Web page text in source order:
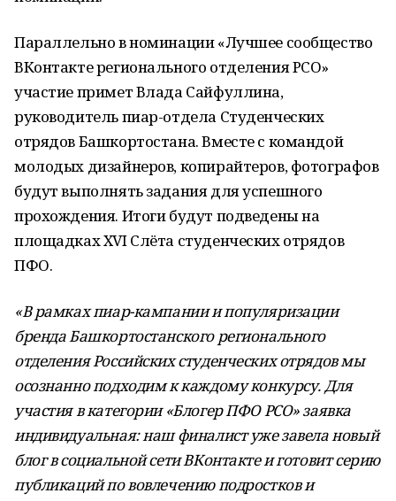
Параллельно в номинации «Лучшее сообщество
ВКонтакте регионального отделения РСО»
участие примет Влада Сайфуллина,
руководитель пиар-отдела Студенческих
отрядов Башкортостана. Вместе с командой
молодых дизайнеров, копирайтеров, фотографов
будут выполнять задания для успешного
прохождения. Итоги будут подведены на
площадках XVI Слёта студенческих отрядов
ПФО.
«В рамках пиар-кампании и популяризации
бренда Башкортостанского регионального
отделения Российских студенческих отрядов мы
осознанно подходим к каждому конкурсу. Для
участия в категории «Блогер ПФО РСО» заявка
индивидуальная: наш финалист уже завела новый
блог в социальной сети ВКонтакте и готовит серию
публикаций по вовлечению подростков и